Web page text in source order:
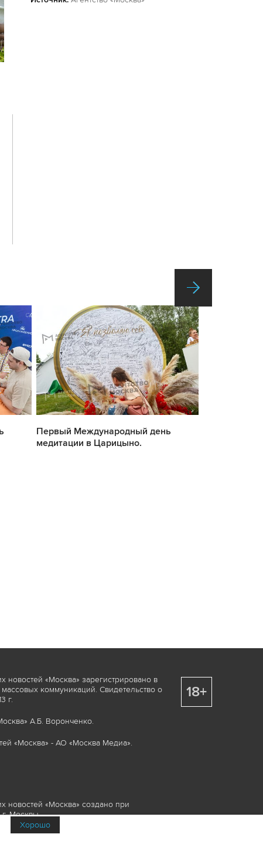
Первый Международный день
медитации в Царицыно.
новостей «Москва» зарегистрировано в
коммуникаций. Свидетельство о
г.
А.Б. Воронченко.
«Москва» - АО «Москва Медиа».
новостей «Москва» создано при
Москвы.
элементы, включая, но, не
18+
Хорошо